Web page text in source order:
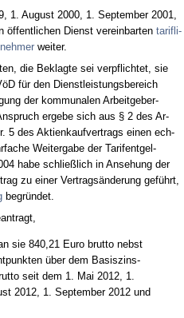
1. Au­gust 2000, 1. Sep­tem­ber 2001,
öffent­li­chen Dienst ver­ein­bar­ten ta­rif­li­
wei­ter.
die Be­klag­te sei ver­pflich­tet, sie
für den Dienst­leis­tungs­be­reich
der kom­mu­na­len Ar­beit­ge­ber­
er­ge­be sich aus § 2 des Ar­
5 des Ak­ti­en­kauf­ver­trags ei­nen ech­
Wei­ter­ga­be der Ta­ri­fent­gel­
ha­be schließlich in An­se­hung der
zu ei­ner Ver­tragsände­rung geführt,
be­gründet.
sie 840,21 Eu­ro brut­to nebst
über dem Ba­sis­zins­
seit dem 1. Mai 2012, 1.
2012, 1. Sep­tem­ber 2012 und